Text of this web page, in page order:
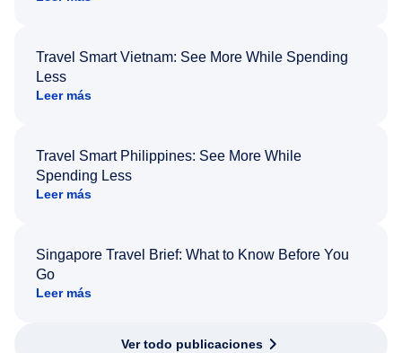
Travel Smart Vietnam: See More While Spending
Less
Leer más
Travel Smart Philippines: See More While
Spending Less
Leer más
Singapore Travel Brief: What to Know Before You
Go
Leer más
Ver todo publicaciones